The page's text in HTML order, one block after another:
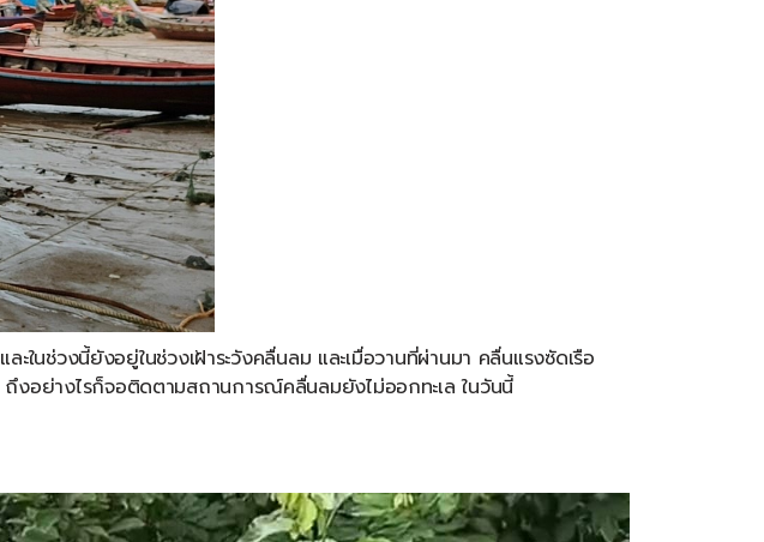
และในช่วงนี้ยังอยู่ในช่วงเฝ้าระวังคลื่นลม และเมื่อวานที่ผ่านมา คลื่นแรงซัดเรือ
ถึงอย่างไรก็จอติดตามสถานการณ์คลื่นลมยังไม่ออกทะเล ในวันนี้